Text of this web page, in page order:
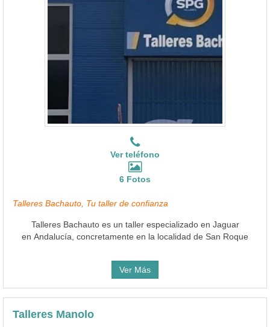
Ver teléfono
6 Fotos
Talleres Bachauto, Tu taller de confianza
Talleres Bachauto es un taller especializado en Jaguar
en Andalucía, concretamente en la localidad de San Roque
Ver Más
Talleres Manolo